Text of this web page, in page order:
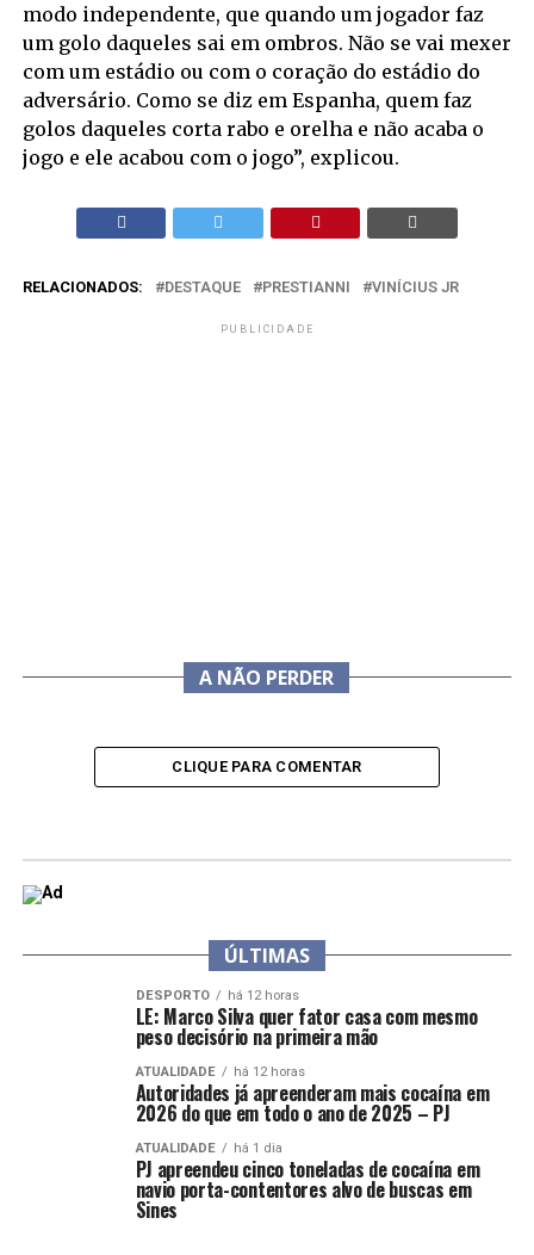
modo independente, que quando um jogador faz
um golo daqueles sai em ombros. Não se vai mexer
com um estádio ou com o coração do estádio do
adversário. Como se diz em Espanha, quem faz
golos daqueles corta rabo e orelha e não acaba o
jogo e ele acabou com o jogo”, explicou.
RELACIONADOS: DESTAQUE PRESTIANNI VINÍCIUS JR
PUBLICIDADE
A NÃO PERDER
CLIQUE PARA COMENTAR
ÚLTIMAS
DESPORTO há 12 horas
LE: Marco Silva quer fator casa com mesmo
peso decisório na primeira mão
ATUALIDADE há 12 horas
Autoridades já apreenderam mais cocaína em
2026 do que em todo o ano de 2025 – PJ
ATUALIDADE há 1 dia
PJ apreendeu cinco toneladas de cocaína em
navio porta-contentores alvo de buscas em
Sines